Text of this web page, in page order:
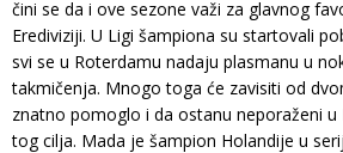
čini se da i ove sezone važi za glavnog
Erediviziji. U Ligi šampiona su startovali
svi se u Roterdamu nadaju plasmanu u
takmičenja. Mnogo toga će zavisiti od
znatno pomoglo i da ostanu neporaženi u
tog cilja. Mada je šampion Holandije u